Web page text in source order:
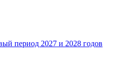
период 2027 и 2028 годов